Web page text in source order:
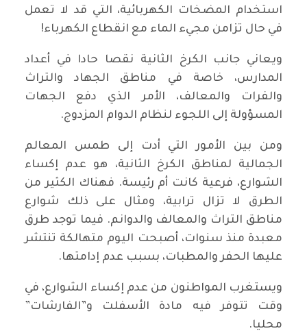
استخدام المضخات الكهربائية، التي قد لا تعمل
في حال تزامن مجيء الماء مع انقطاع الكهرباء!
ويعاني جانب الكرخ الثانية نقصا حادا في أعداد
المدارس، خاصة في مناطق الجهاد والتراث
والفرات والمعالف، الأمر الذي دفع الجهات
المسؤولة إلى اللجوء لنظام الدوام المزدوج.
ومن بين الأمور التي أدت إلى طمس المعالم
الجمالية لمناطق الكرخ الثانية، هو عدم إكساء
الشوارع، فرعية كانت أم رئيسة. فهناك الكثير من
الطرق لا تزال ترابية، ومثال على ذلك شوارع
مناطق التراث والمعالف والدوانم. فيما توجد طرق
معبدة منذ سنوات، أصبحت اليوم متهالكة تنتشر
عليها الحفر والمطبات، بسبب عدم إدامتها.
ويستغرب المواطنون من عدم إكساء الشوارع، في
وقت تتوفر فيه مادة الأسفلت و”الفارشات”
محليا.